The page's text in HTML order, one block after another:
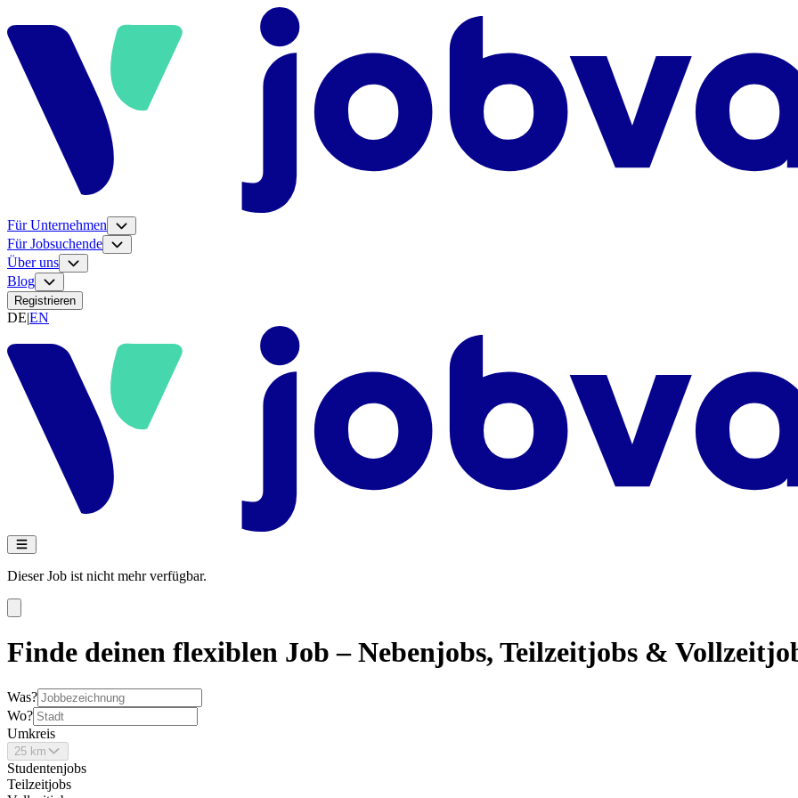
Für Unternehmen
Für Jobsuchende
Über uns
Blog
Registrieren
DE|EN
Dieser Job ist nicht mehr verfügbar.
Finde deinen flexiblen Job – Nebenjobs, Teilzeitjobs &
Was?
Wo?
Umkreis
25 km
Studentenjobs
Teilzeitjobs